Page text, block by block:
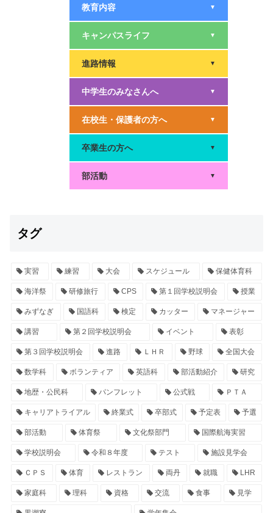
教育内容 ▼
キャンパスライフ ▼
進路情報 ▼
中学生のみなさんへ ▼
在校生・保護者の方へ ▼
卒業生の方へ ▼
部活動 ▼
タグ
実習 練習 大会 スケジュール 保健体育科
海洋祭 研修旅行 CPS 第１回学校説明会 授業
みずなぎ 国語科 検定 カッター マネージャー
講習 第２回学校説明会 イベント 表彰
第３回学校説明会 進路 ＬＨＲ 野球 全国大会
数学科 ボランティア 英語科 部活動紹介 研究
地歴・公民科 パンフレット 公式戦 ＰＴＡ
キャリアトライアル 終業式 卒部式 予定表 予選
部活動 体育祭 文化祭部門 国際航海実習
学校説明会 令和８年度 テスト 施設見学会
ＣＰＳ 体育 レストラン 両丹 就職 LHR
家庭科 理科 資格 交流 食事 見学